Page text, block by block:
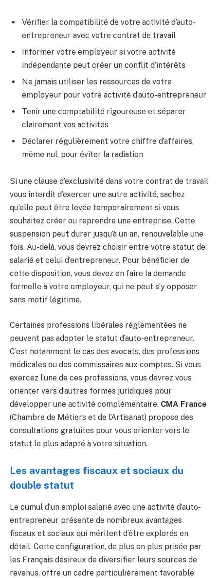
Vérifier la compatibilité de votre activité d’auto-
entrepreneur avec votre contrat de travail
Informer votre employeur si votre activité
indépendante peut créer un conflit d’intérêts
Ne jamais utiliser les ressources de votre
employeur pour votre activité d’auto-entrepreneur
Tenir une comptabilité rigoureuse et séparer
clairement vos activités
Déclarer régulièrement votre chiffre d’affaires,
même nul, pour éviter la radiation
Si une clause d’exclusivité dans votre contrat de travail
vous interdit d’exercer une autre activité, sachez
qu’elle peut être levée temporairement si vous
souhaitez créer ou reprendre une entreprise. Cette
suspension peut durer jusqu’à un an, renouvelable une
fois. Au-delà, vous devrez choisir entre votre statut de
salarié et celui d’entrepreneur. Pour bénéficier de
cette disposition, vous devez en faire la demande
formelle à votre employeur, qui ne peut s’y opposer
sans motif légitime.
Certaines professions libérales réglementées ne
peuvent pas adopter le statut d’auto-entrepreneur.
C’est notamment le cas des avocats, des professions
médicales ou des commissaires aux comptes. Si vous
exercez l’une de ces professions, vous devrez vous
orienter vers d’autres formes juridiques pour
développer une activité complémentaire. CMA France
(Chambre de Métiers et de l’Artisanat) propose des
consultations gratuites pour vous orienter vers le
statut le plus adapté à votre situation.
Les avantages fiscaux et sociaux du
double statut
Le cumul d’un emploi salarié avec une activité d’auto-
entrepreneur présente de nombreux avantages
fiscaux et sociaux qui méritent d’être explorés en
détail. Cette configuration, de plus en plus prisée par
les Français désireux de diversifier leurs sources de
revenus, offre un cadre particulièrement favorable